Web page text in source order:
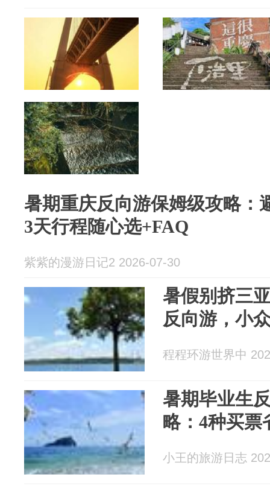
暑期重庆反向游保姆级攻略：
3天行程随心选+FAQ
紫紫的漫游日记2 2026-07-30
暑假别挤三
反向游，小
程程环游世界中
暑期毕业生
略：4种买票
小王的旅游日志